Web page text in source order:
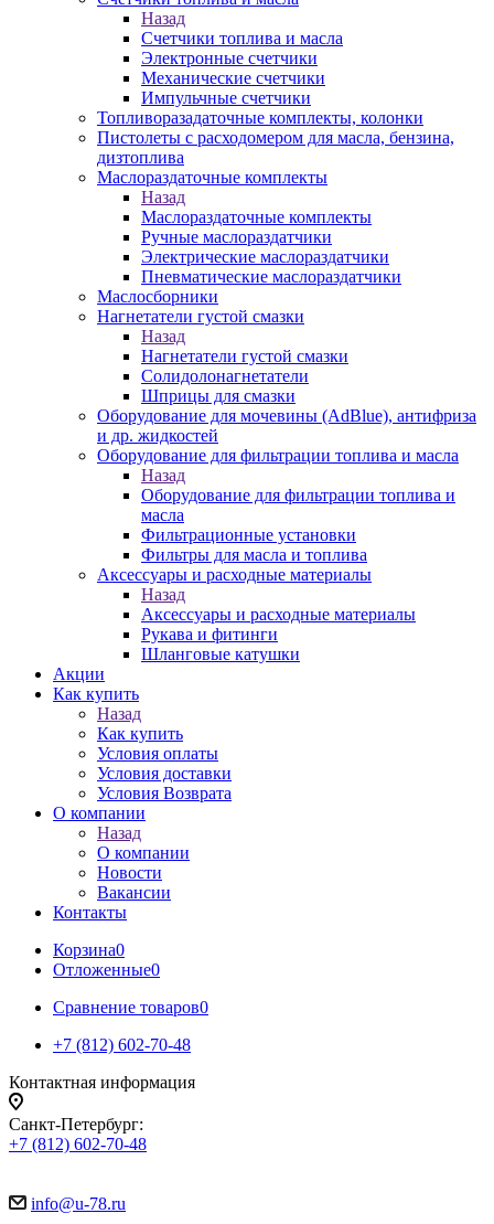
Назад
Счетчики топлива и масла
Электронные счетчики
Механические счетчики
Импульчные счетчики
Топливоразадаточные комплекты, колонки
Пистолеты с расходомером для масла, бензина,
дизтоплива
Маслораздаточные комплекты
Назад
Маслораздаточные комплекты
Ручные маслораздатчики
Электрические маслораздатчики
Пневматические маслораздатчики
Маслосборники
Нагнетатели густой смазки
Назад
Нагнетатели густой смазки
Солидолонагнетатели
Шприцы для смазки
Оборудование для мочевины (AdBlue), антифриза
и др. жидкостей
Оборудование для фильтрации топлива и масла
Назад
Оборудование для фильтрации топлива и
масла
Фильтрационные установки
Фильтры для масла и топлива
Аксессуары и расходные материалы
Назад
Аксессуары и расходные материалы
Рукава и фитинги
Шланговые катушки
Акции
Как купить
Назад
Как купить
Условия оплаты
Условия доставки
Условия Возврата
О компании
Назад
О компании
Новости
Вакансии
Контакты
Корзина0
Отложенные0
Сравнение товаров0
+7 (812) 602-70-48
Контактная информация
Санкт-Петербург:
+7 (812) 602-70-48
info@u-78.ru